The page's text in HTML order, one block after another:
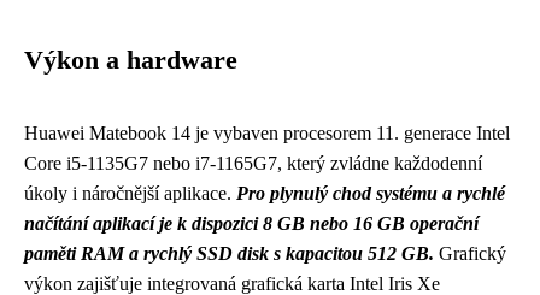
Výkon a hardware
Huawei Matebook 14 je vybaven procesorem 11. generace Intel
Core i5-1135G7 nebo i7-1165G7, který zvládne každodenní
úkoly i náročnější aplikace. Pro plynulý chod systému a rychlé
načítání aplikací je k dispozici 8 GB nebo 16 GB operační
paměti RAM a rychlý SSD disk s kapacitou 512 GB. Grafický
výkon zajišťuje integrovaná grafická karta Intel Iris Xe